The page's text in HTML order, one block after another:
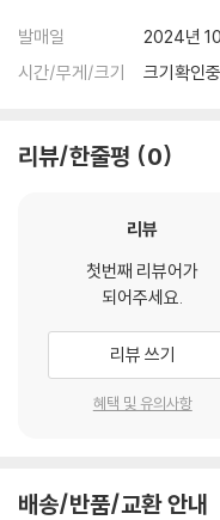
발매일
2024년
시간/무게/크기
크기확인중
리뷰/한줄평 0
리뷰
첫번째 리뷰어가
되어주세요.
리뷰 쓰기
혜택 및 유의사항
배송/반품/교환 안내